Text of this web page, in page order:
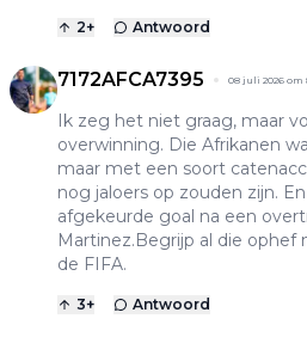
2+ Antwoord
7172AFCA7395 08 juli 2026 om
Ik zeg het niet graag, maar
overwinning. Die Afrikanen
maar met een soort
nog jaloers op zouden zijn.
afgekeurde goal na een
Martinez.Begrijp al die
de FIFA.
3+ Antwoord